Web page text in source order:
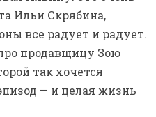
Ильи Скрябина,
все радует и радует.
продавщицу Зою
так хочется
— и целая жизнь